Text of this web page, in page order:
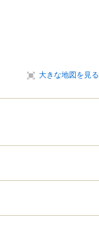
大きな地図を見る